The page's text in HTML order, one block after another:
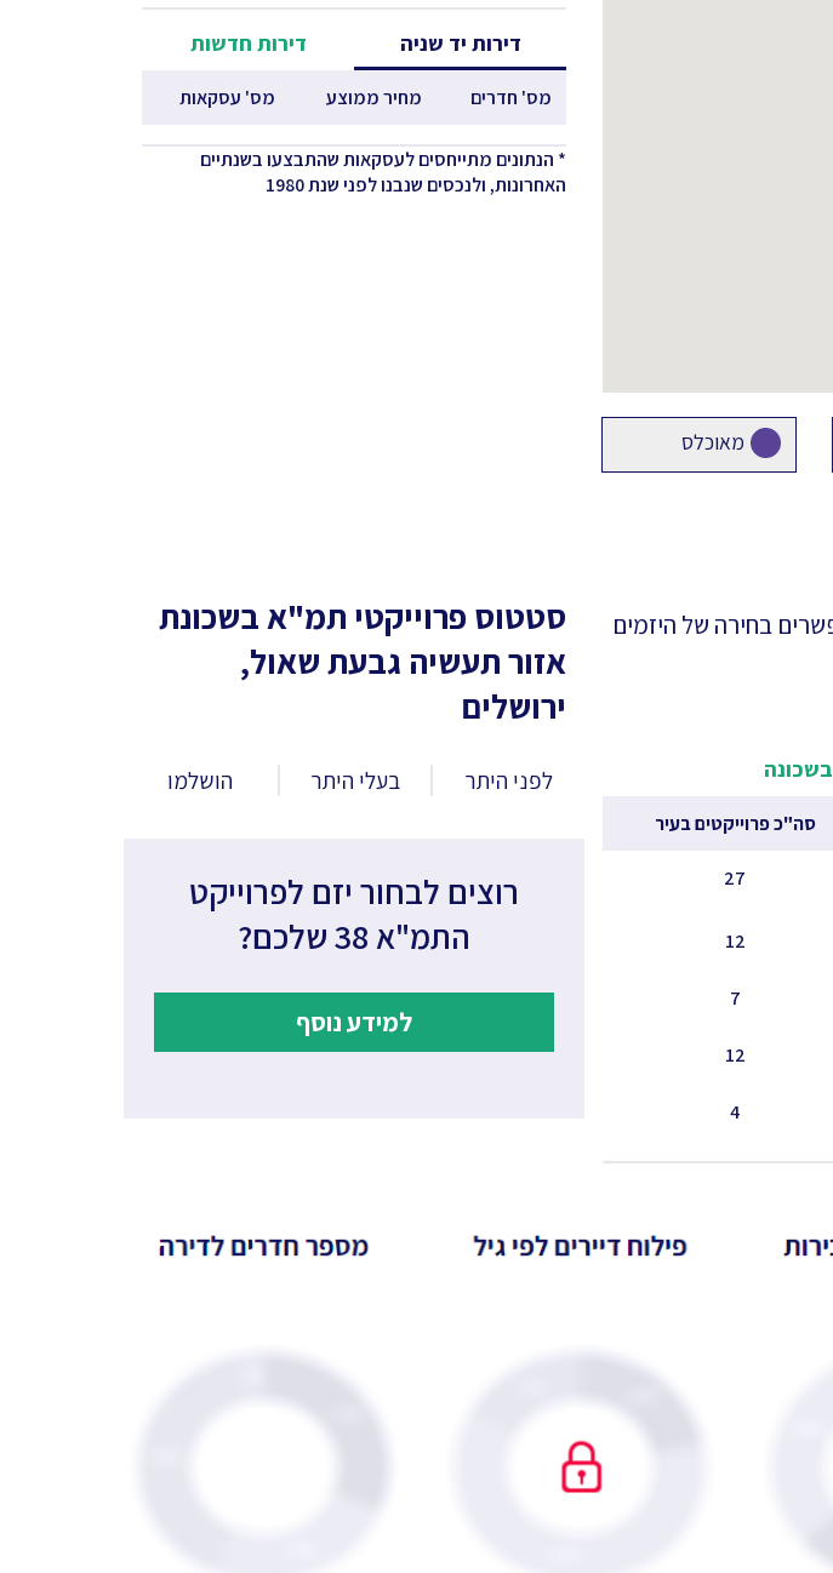
מאוכלס
דירות יד שניה דירות חדשות
מס' חדרים מחיר ממוצע מס' עסקאות
* הנתונים מתייחסים לעסקאות שהתבצעו בשנתיים
האחרונות, ולנכסים שנבנו לפני שנת 1980
בחירה של היזמים
בשכונה
סה"כ פרוייקטים בעיר
27
12
7
12
4
סטטוס פרוייקטי תמ"אבשכונת
אזור תעשיה גבעת שאול,
ירושלים
לפני היתר בעלי היתר הושלמו
רוצים לבחור יזם לפרוייקט
התמ"א 38 שלכם?
למידע נוסף